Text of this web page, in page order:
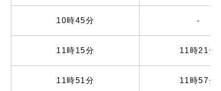
10時45分 -
11時15分 11時21分
11時51分 11時57分